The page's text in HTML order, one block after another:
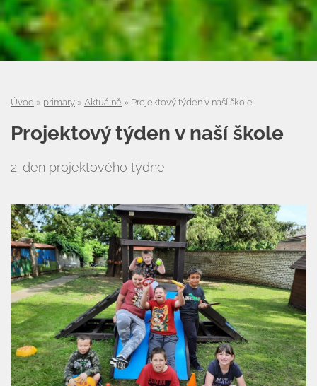
Úvod » primary » Aktuálně » Projektový týden v naší škole
Projektový týden v naší škole
2. den projektového týdne